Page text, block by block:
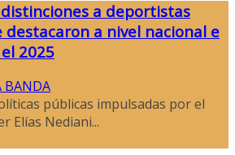
a deportistas
destacaron a nivel nacional e
2025
BANDA
públicas impulsadas por el
Elías Nediani...